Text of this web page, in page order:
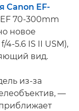
Canon EF-
70-300mm
новое
5.6 IS II USM),
вид.
из-за
—